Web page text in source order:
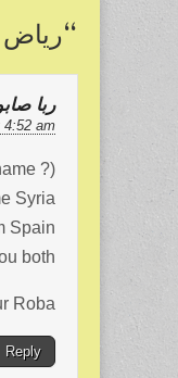
o
k
“رياض
ربا
4:52 am
?)
Syria.
Spain
both.
Roba
Reply